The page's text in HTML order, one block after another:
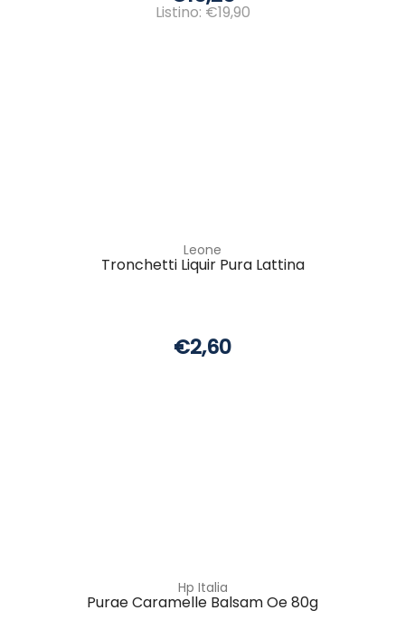
Listino: €19,90
Leone
Tronchetti Liquir Pura Lattina
€2,60
Hp Italia
Purae Caramelle Balsam Oe 80g